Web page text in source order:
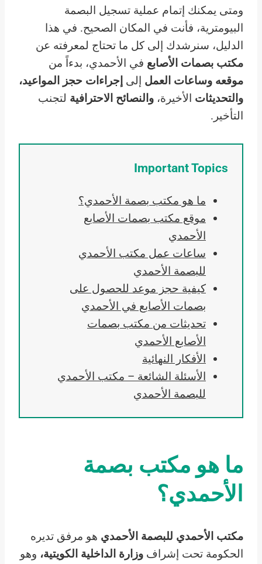
ومتى يمكنك إتمام عملية تسجيل البصمة
البيومترية، فأنت في المكان الصحيح. في هذا
الدليل، سنرشدك إلى كل ما تحتاج لمعرفته عن
مكتب بصمات الأصابع في الأحمدي، بدءاً من
موقعه وساعات العمل إلى إجراءات حجز المواعيد،
والتحديثات الأخيرة، والنصائح الاحترافية لتجنب
التأخير.
Important Topics
ما هو مكتب بصمة الأحمدي؟
موقع مكتب بصمات الأصابع
الأحمدي
ساعات عمل مكتب الأحمدي
للبصمة الأحمدي
كيفية حجز موعد للحصول على
بصمات الأصابع في الأحمدي
تحديثات من مكتب بصمات
الأصابع الأحمدي
الأفكار النهائية
الأسئلة الشائعة – مكتب الأحمدي
للبصمة الأحمدي
ما هو مكتب بصمة
الأحمدي؟
مكتب الأحمدي للبصمة الأحمدي هو مرفق تديره
الحكومة تحت إشراف وزارة الداخلية الكويتية، وهو